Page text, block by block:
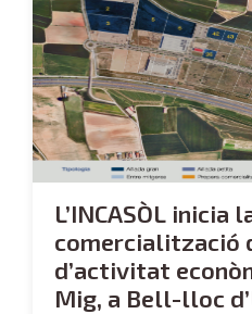
L’INCASÒL inicia
comercialització
d’activitat
Mig, a Bell-lloc